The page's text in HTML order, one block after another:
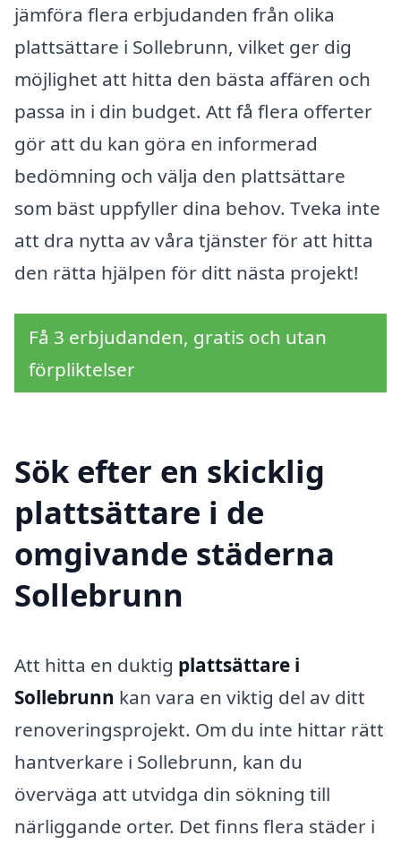
jämföra flera erbjudanden från olika
plattsättare i Sollebrunn, vilket ger dig
möjlighet att hitta den bästa affären och
passa in i din budget. Att få flera offerter
gör att du kan göra en informerad
bedömning och välja den plattsättare
som bäst uppfyller dina behov. Tveka inte
att dra nytta av våra tjänster för att hitta
den rätta hjälpen för ditt nästa projekt!
Få 3 erbjudanden, gratis och utan
förpliktelser
Sök efter en skicklig
plattsättare i de
omgivande städerna
Sollebrunn
Att hitta en duktig plattsättare i
Sollebrunn kan vara en viktig del av ditt
renoveringsprojekt. Om du inte hittar rätt
hantverkare i Sollebrunn, kan du
överväga att utvidga din sökning till
närliggande orter. Det finns flera städer i